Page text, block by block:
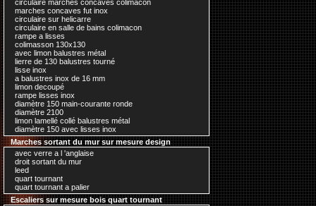
circulaire marches concaves colimacon
marches concaves fut inox
circulaire sur helicarre
circulaire en salle de bains colimacon
rampe a lisses
colimasson 130x130
avec limon balustres métal
lierre de 130 balustres tourné
lisse inox
a balustres inox de 16 mm
limon decoupé
rampe lisses inox
diamètre 150 main-courante ronde
diamètre 2100
limon lamellé collé balustres métal
diamètre 150 avec lisses inox
Marches sortant du mur sur mesure design
avec verre a l 'anglaise
droit sortant du mur
leed
quart tournant
quart tournant a palier
Escaliers sur mesure bois quart tournant